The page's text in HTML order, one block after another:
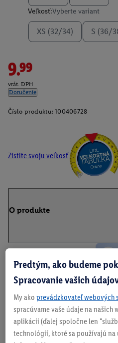
Veľkosť:Vyberte variant
XS (32/34) S (36/
9.99
vrát. DPH
Doručenie
Číslo produktu: 100406728
Zistite svoju veľkosť
O produkte
Tv
oj
ci
Predtým, ako budeme
Spracovanie vašich
My ako prevádzkovateľ webových
spracúvame vaše údaje na našich
aplikácii (ďalej spoločne len
technológií, ktoré sa používajú na